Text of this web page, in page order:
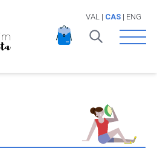
VAL | CAS| ENG
Open